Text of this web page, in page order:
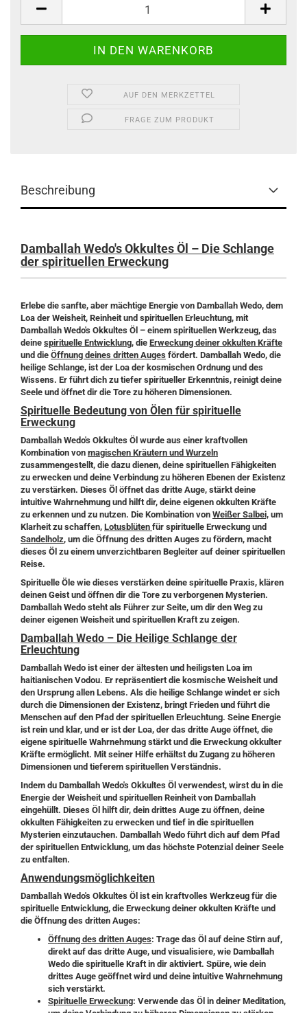
AUF DEN MERKZETTEL
FRAGE ZUM PRODUKT
Beschreibung
Damballah Wedo's Okkultes Öl – Die Schlange
der spirituellen Erweckung
Erlebe die sanfte, aber mächtige Energie von Damballah Wedo, dem
Loa der Weisheit, Reinheit und spirituellen Erleuchtung, mit
Damballah Wedo's Okkultes Öl – einem spirituellen Werkzeug, das
deine spirituelle Entwicklung, die Erweckung deiner okkulten Kräfte
und die Öffnung deines dritten Auges fördert. Damballah Wedo, die
heilige Schlange, ist der Loa der kosmischen Ordnung und des
Wissens. Er führt dich zu tiefer spiritueller Erkenntnis, reinigt deine
Seele und öffnet dir die Tore zu höheren Dimensionen.
Spirituelle Bedeutung von Ölen für spirituelle
Erweckung
Damballah Wedo's Okkultes Öl wurde aus einer kraftvollen
Kombination von magischen Kräutern und Wurzeln
zusammengestellt, die dazu dienen, deine spirituellen Fähigkeiten
zu erwecken und deine Verbindung zu höheren Ebenen der Existenz
zu verstärken. Dieses Öl öffnet das dritte Auge, stärkt deine
intuitive Wahrnehmung und hilft dir, deine eigenen okkulten Kräfte
zu erkennen und zu nutzen. Die Kombination von Weißer Salbei, um
Klarheit zu schaffen, Lotusblüten für spirituelle Erweckung und
Sandelholz, um die Öffnung des dritten Auges zu fördern, macht
dieses Öl zu einem unverzichtbaren Begleiter auf deiner spirituellen
Reise.
Spirituelle Öle wie dieses verstärken deine spirituelle Praxis, klären
deinen Geist und öffnen dir die Tore zu verborgenen Mysterien.
Damballah Wedo steht als Führer zur Seite, um dir den Weg zu
deiner eigenen Weisheit und spirituellen Kraft zu zeigen.
Damballah Wedo – Die Heilige Schlange der
Erleuchtung
Damballah Wedo ist einer der ältesten und heiligsten Loa im
haitianischen Vodou. Er repräsentiert die kosmische Weisheit und
den Ursprung allen Lebens. Als die heilige Schlange windet er sich
durch die Dimensionen der Existenz, bringt Frieden und führt die
Menschen auf den Pfad der spirituellen Erleuchtung. Seine Energie
ist rein und klar, und er ist der Loa, der das dritte Auge öffnet, die
eigene spirituelle Wahrnehmung stärkt und die Erweckung okkulter
Kräfte ermöglicht. Mit seiner Hilfe erhältst du Zugang zu höheren
Dimensionen und tieferem spirituellen Verständnis.
Indem du Damballah Wedo's Okkultes Öl verwendest, wirst du in die
Energie der Weisheit und spirituellen Reinheit von Damballah
eingehüllt. Dieses Öl hilft dir, dein drittes Auge zu öffnen, deine
okkulten Fähigkeiten zu erwecken und tief in die spirituellen
Mysterien einzutauchen. Damballah Wedo führt dich auf dem Pfad
der spirituellen Entwicklung, um das höchste Potenzial deiner Seele
zu entfalten.
Anwendungsmöglichkeiten
Damballah Wedo's Okkultes Öl ist ein kraftvolles Werkzeug für die
spirituelle Entwicklung, die Erweckung deiner okkulten Kräfte und
die Öffnung des dritten Auges:
Öffnung des dritten Auges: Trage das Öl auf deine Stirn auf,
direkt auf das dritte Auge, und visualisiere, wie Damballah
Wedo die spirituelle Kraft in dir aktiviert. Spüre, wie dein
drittes Auge geöffnet wird und deine intuitive Wahrnehmung
sich verstärkt.
Spirituelle Erweckung: Verwende das Öl in deiner Meditation,